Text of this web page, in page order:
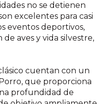
no se detienen
excelentes para casi
eventos deportivos,
de aves y vida silvestre,
cuentan con un
que proporciona
profundidad de